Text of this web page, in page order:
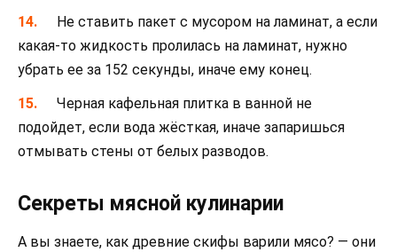
Не ставить пакет с мусором на ламинат, а если
какая-то жидкость пролилась на ламинат, нужно
убрать ее за 152 секунды, иначе ему конец.
Черная кафельная плитка в ванной не
подойдет, если вода жёсткая, иначе запаришься
отмывать стены от белых разводов.
Секреты мясной кулинарии
А вы знаете, как древние скифы варили мясо? — они